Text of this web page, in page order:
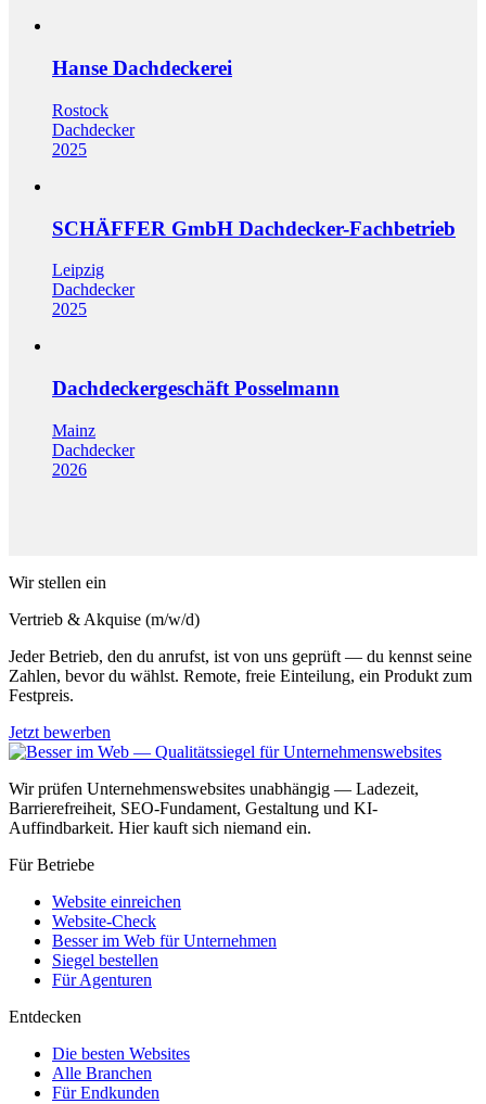
Hanse Dachdeckerei
Rostock
Dachdecker
2025
SCHÄFFER GmbH Dachdecker-Fachbetrieb
Leipzig
Dachdecker
2025
Dachdeckergeschäft Posselmann
Mainz
Dachdecker
2026
Wir stellen ein
Vertrieb & Akquise (m/w/d)
Jeder Betrieb, den du anrufst, ist von uns geprüft — du kennst seine
Zahlen, bevor du wählst. Remote, freie Einteilung, ein Produkt zum
Festpreis.
Jetzt bewerben
Wir prüfen Unternehmenswebsites unabhängig — Ladezeit,
Barrierefreiheit, SEO-Fundament, Gestaltung und KI-
Auffindbarkeit. Hier kauft sich niemand ein.
Für Betriebe
Website einreichen
Website-Check
Besser im Web für Unternehmen
Siegel bestellen
Für Agenturen
Entdecken
Die besten Websites
Alle Branchen
Für Endkunden